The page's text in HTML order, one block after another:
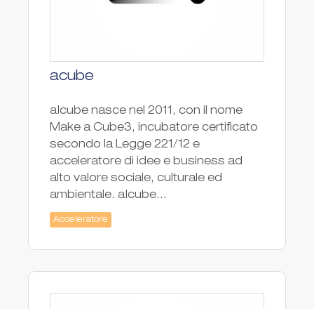
acube
a|cube nasce nel 2011, con il nome
Make a Cube3, incubatore certificato
secondo la Legge 221/12 e
acceleratore di idee e business ad
alto valore sociale, culturale ed
ambientale. a|cube...
Acceleratore